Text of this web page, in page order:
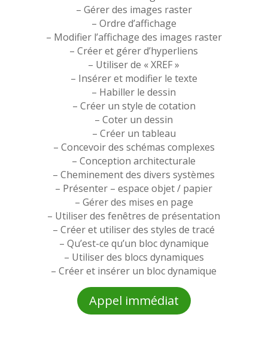
– Gérer des images raster
– Ordre d’affichage
– Modifier l’affichage des images raster
– Créer et gérer d’hyperliens
– Utiliser de « XREF »
– Insérer et modifier le texte
– Habiller le dessin
– Créer un style de cotation
– Coter un dessin
– Créer un tableau
– Concevoir des schémas complexes
– Conception architecturale
– Cheminement des divers systèmes
– Présenter – espace objet / papier
– Gérer des mises en page
– Utiliser des fenêtres de présentation
– Créer et utiliser des styles de tracé
– Qu’est-ce qu’un bloc dynamique
– Utiliser des blocs dynamiques
– Créer et insérer un bloc dynamique
Appel immédiat